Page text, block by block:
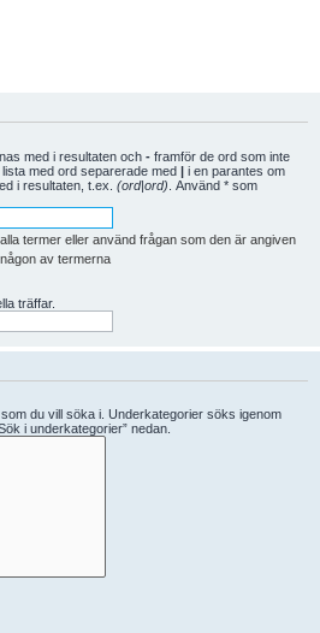
med i resultaten och - framför de ord som inte
med ord separerade med | i en parantes om
i resultaten, t.ex. (ord|ord) . Använd * som
termer eller använd frågan som den är angiven
av termerna
träffar.
du vill söka i. Underkategorier söks igenom
i underkategorier” nedan.